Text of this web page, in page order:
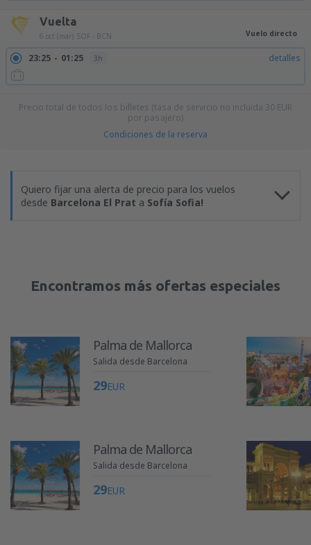
Vuelta
6 oct (mar) SOF - BCN Vuelo directo
23:25 01:25 3h detalles
Precio total de todos los billetes (tasa de servicio no incluida 30 EUR
por pasajero)
Condiciones de la reserva
Quiero fijar una alerta de precio para los vuelos
desde Barcelona El Prat a Sofía Sofia!
Encontramos más ofertas especiales
Palma de Mallorca
Salida desde Barcelona
29EUR
Palma de Mallorca
Salida desde Barcelona
29EUR